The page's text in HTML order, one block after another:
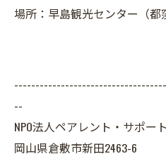
場所：早島観光センター（都
--
NPO法人ペアレント・サポー
岡山県倉敷市新田2463-6